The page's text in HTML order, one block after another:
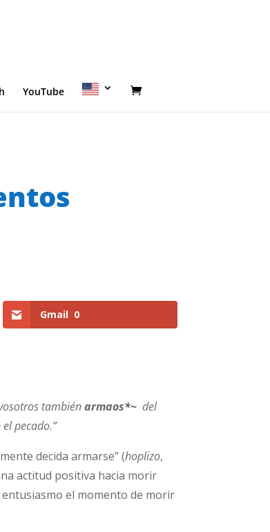
YouTube
Gmail 0
tambiénarmaos*~ del
pecado.”
decida armarse” (hoplizo,
actitud positiva hacia morir
el momento de morir